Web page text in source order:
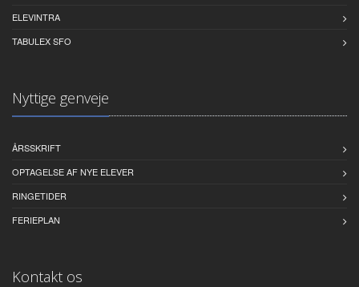
ELEVINTRA
TABULEX SFO
Nyttige genveje
ÅRSSKRIFT
OPTAGELSE AF NYE ELEVER
RINGETIDER
FERIEPLAN
Kontakt os